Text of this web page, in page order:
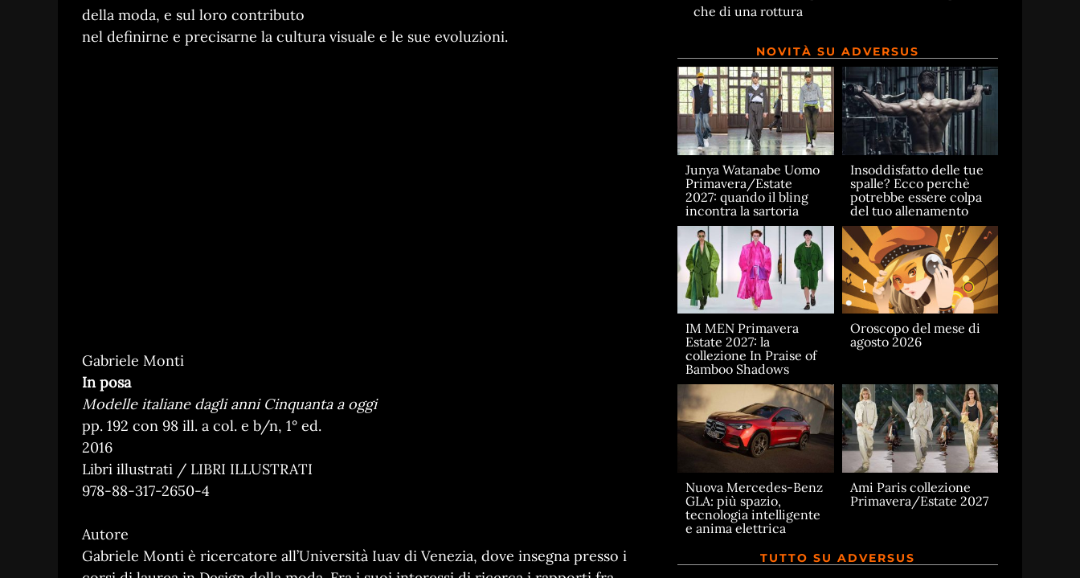
della moda, e sul loro contributo
nel definirne e precisarne la cultura visuale e le sue evoluzioni.
Gabriele Monti
In posa
Modelle italiane dagli anni Cinquanta a oggi
pp. 192 con 98 ill. a col. e b/n, 1° ed.
2016
Libri illustrati / LIBRI ILLUSTRATI
978-88-317-2650-4
Autore
Gabriele Monti è ricercatore all’Università Iuav di Venezia, dove insegna presso i
che di una rottura
NOVITÀ SU ADVERSUS
Junya Watanabe Uomo
Primavera/Estate
2027: quando il bling
incontra la sartoria
Insoddisfatto delle tue
spalle? Ecco perchè
potrebbe essere colpa
del tuo allenamento
IM MEN Primavera
Estate 2027: la
collezione In Praise of
Bamboo Shadows
Oroscopo del mese di
agosto 2026
Nuova Mercedes-Benz
GLA: più spazio,
tecnologia intelligente
e anima elettrica
Ami Paris collezione
Primavera/Estate 2027
TUTTO SU ADVERSUS